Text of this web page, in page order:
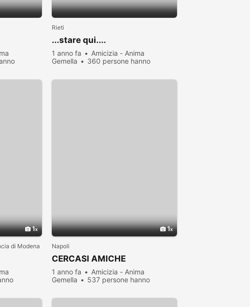
Rieti
...stare qui....
1 anno fa
Amicizia - Anima
Gemella
360 persone hanno
1
di Modena
1
Napoli
CERCASI AMICHE
1 anno fa
Amicizia - Anima
Gemella
537 persone hanno